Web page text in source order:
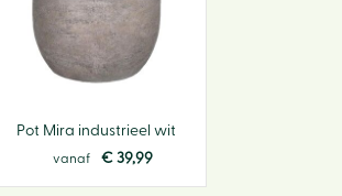
Pot Mira industrieel wit
vanaf € 39,99